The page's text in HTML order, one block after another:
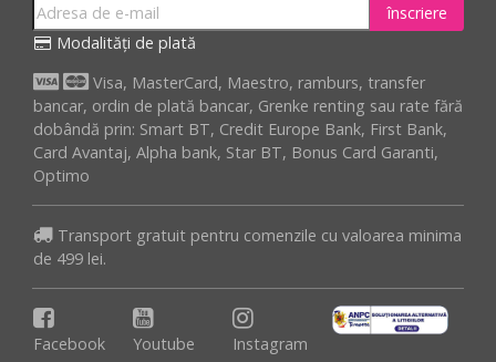
înscriere
Modalități de plată
Visa, MasterCard, Maestro, ramburs, transfer
bancar, ordin de plată bancar, Grenke renting sau rate fără
dobândă prin: Smart BT, Credit Europe Bank, First Bank,
Card Avantaj, Alpha bank, Star BT, Bonus Card Garanti,
Optimo
Transport gratuit pentru comenzile cu valoarea minima
de 499 lei.
Facebook Youtube Instagram